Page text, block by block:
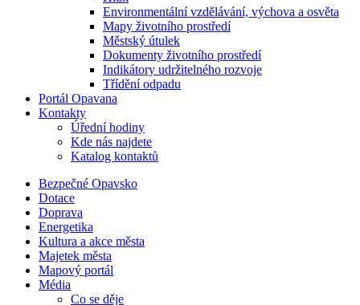
Environmentální vzdělávání, výchova a osvěta
Mapy životního prostředí
Městský útulek
Dokumenty životního prostředí
Indikátory udržitelného rozvoje
Třídění odpadu
Portál Opavana
Kontakty
Úřední hodiny
Kde nás najdete
Katalog kontaktů
Bezpečné Opavsko
Dotace
Doprava
Energetika
Kultura a akce města
Majetek města
Mapový portál
Média
Co se děje